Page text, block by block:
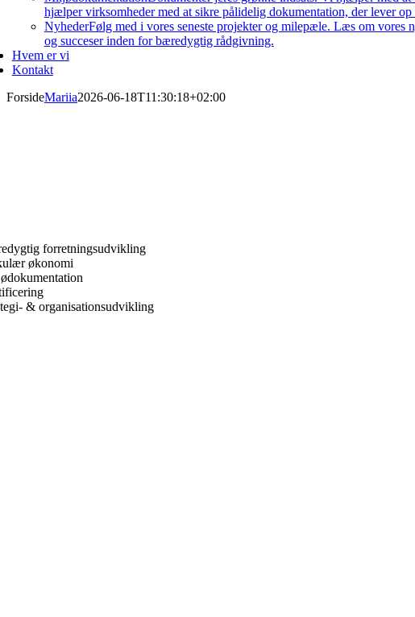
hjælper virksomheder med at sikre pålidelig dokumentation, der lever
NyhederFølg med i vores seneste projekter og milepæle. Læs om vores
og succeser inden for bæredygtig rådgivning.
Hvem er vi
Kontakt
ForsideMariia2026-06-18T11:30:18+02:00
forretningsudvikling
økonomi
& organisationsudvikling